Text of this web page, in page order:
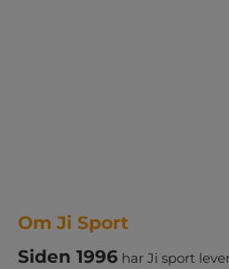
Om Ji Sport
Siden 1996 har Ji sport